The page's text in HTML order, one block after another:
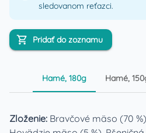
sledovanom reťazci.
Pridať do zoznamu
Hamé, 180g Hamé,
Zloženie: Bravčové mäso (70